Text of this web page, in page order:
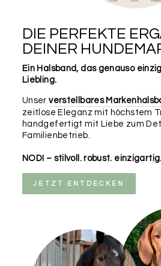
DIE PERFEKTE
DEINER
Ein Halsband, das genauso
Liebling.
Unser verstellbares
zeitlose Eleganz mit höchstem
handgefertigt mit Liebe zum
Familienbetrieb.
NODI – stilvoll. robust. einzigartig.
JETZT ENTDECKEN